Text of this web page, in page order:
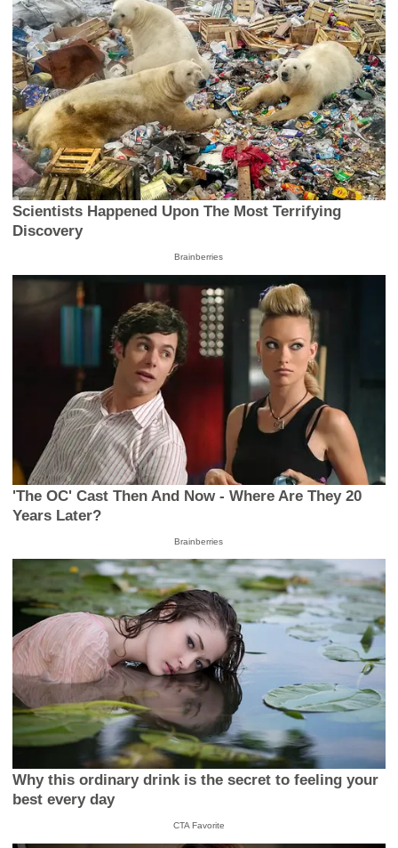
Scientists Happened Upon The Most Terrifying
Discovery
Brainberries
'The OC' Cast Then And Now - Where Are They 20
Years Later?
Brainberries
Why this ordinary drink is the secret to feeling your
best every day
CTA Favorite